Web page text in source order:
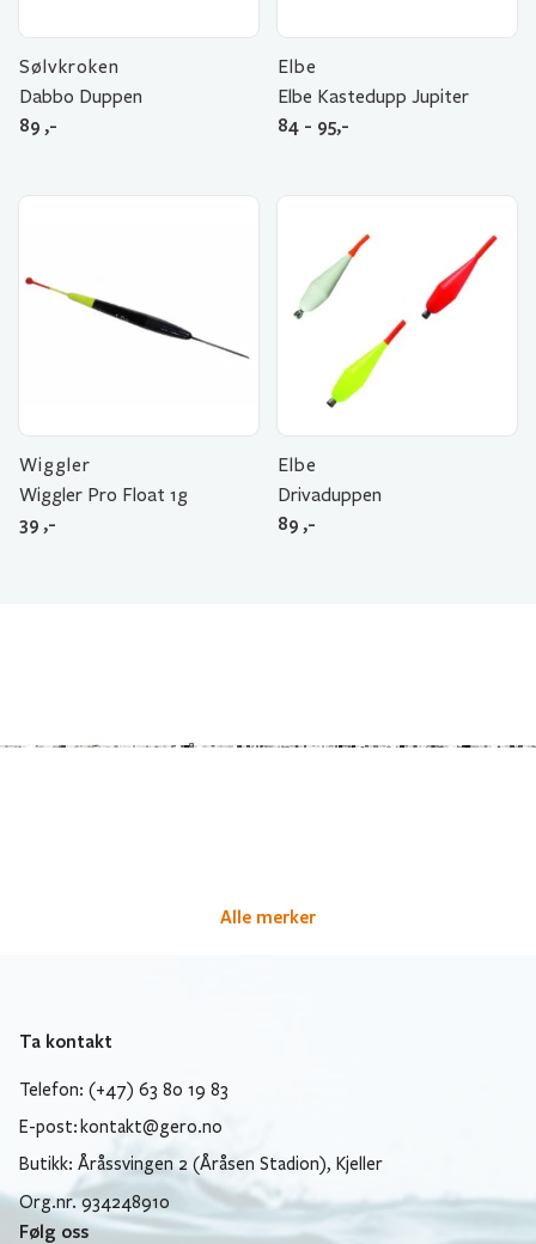
Sølvkroken
Dabbo Duppen
89 ,-
Elbe
Elbe Kastedupp Jupiter
84 - 95,-
Wiggler
Wiggler Pro Float 1g
39 ,-
Elbe
Drivaduppen
89 ,-
Alle merker
Ta kontakt
Telefon: (+47) 63 80 19 83
E-post: kontakt@gero.no
Butikk: Åråssvingen 2 (Åråsen Stadion), Kjeller
Org.nr. 934248910
Følg oss